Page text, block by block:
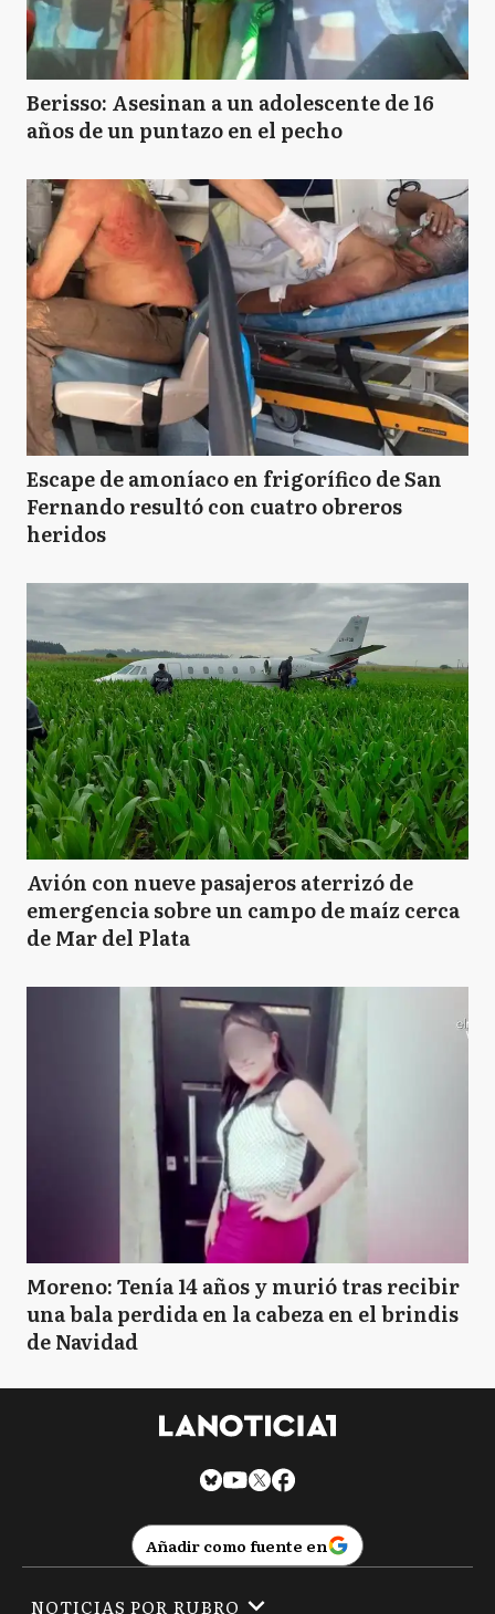
Berisso: Asesinan a un adolescente de 16
años de un puntazo en el pecho
Escape de amoníaco en frigorífico de San
Fernando resultó con cuatro obreros
heridos
Avión con nueve pasajeros aterrizó de
emergencia sobre un campo de maíz cerca
de Mar del Plata
Moreno: Tenía 14 años y murió tras recibir
una bala perdida en la cabeza en el brindis
de Navidad
Añadir como fuente en
NOTICIAS POR RUBRO